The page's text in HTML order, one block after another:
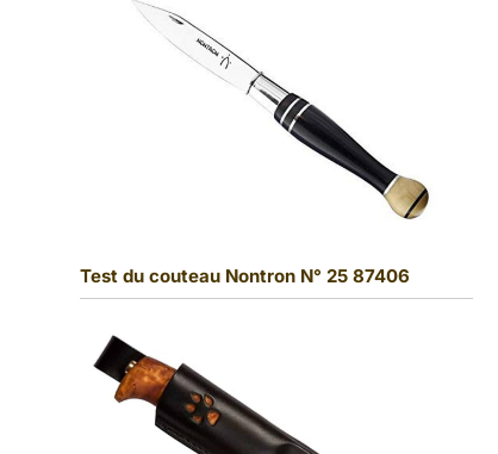
Test du couteau Nontron N° 25 87406